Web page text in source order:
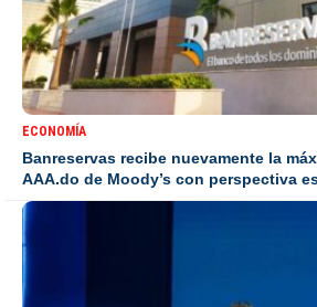
ECONOMÍA
Banreservas recibe nuevamente la
AAA.do de Moody’s con perspectiva